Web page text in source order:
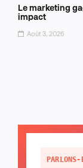
Le marketing
impact
Août 3, 2026